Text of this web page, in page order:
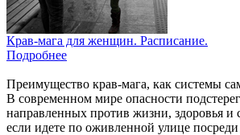
Крав-мага для женщин. Расписание.
Подробнее
Преимущество крав-мага, как системы
В современном мире опасности
направленных против жизни, здоровья и
если идете по оживленной улице